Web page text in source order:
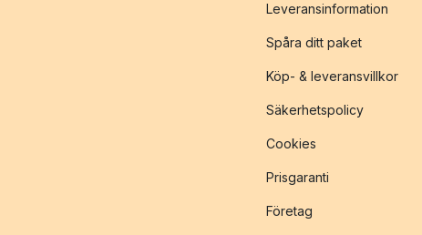
Leveransinformation
Spåra ditt paket
Köp- & leveransvillkor
Säkerhetspolicy
Cookies
Prisgaranti
Företag